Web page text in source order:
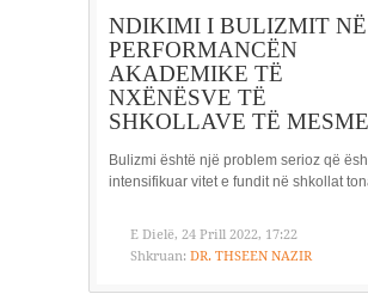
NDIKIMI I BULIZMIT NË
PERFORMANCËN
AKADEMIKE TË
NXËNËSVE TË
SHKOLLAVE TË MESME
Bulizmi është një problem serioz që
intensifikuar vitet e fundit në shkollat
E Dielë, 24 Prill 2022, 17:22
Shkruan: DR. THSEEN NAZIR